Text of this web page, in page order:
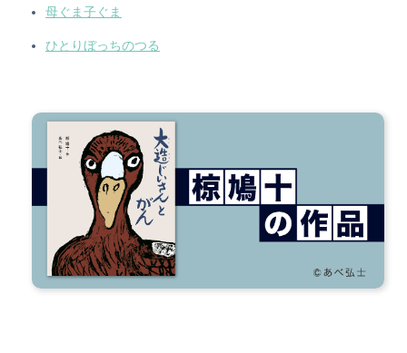
母ぐま子ぐま
ひとりぼっちのつる